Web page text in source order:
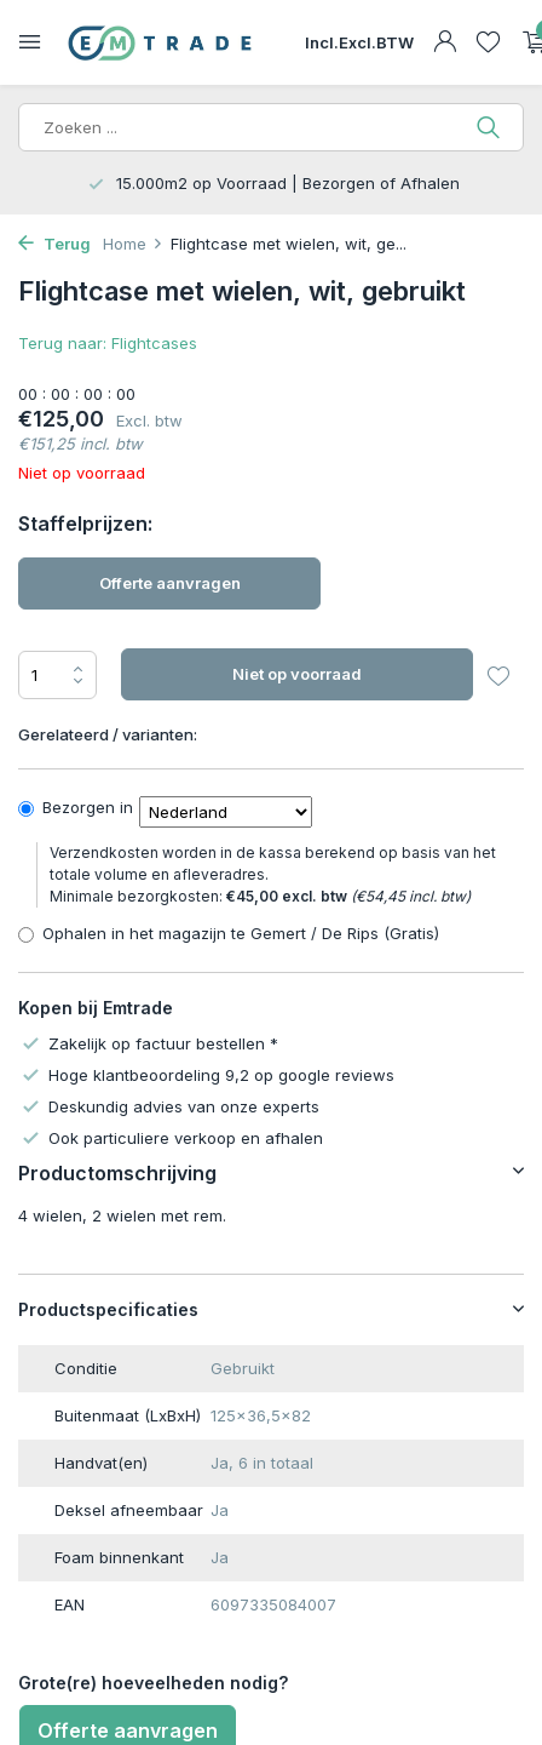
Incl.Excl.BTW
15.000m2 op Voorraad | Bezorgen of Afhalen
Terug Home Flightcase met wielen, wit, ge...
Flightcase met wielen, wit, gebruikt
Terug naar: Flightcases
00 : 00 : 00 : 00
€125,00
Excl. btw
€151,25 incl. btw
Niet op voorraad
Staffelprijzen:
Offerte aanvragen
Niet op voorraad
Gerelateerd / varianten:
Bezorgen in
Verzendkosten worden in de kassa berekend op basis van het
totale volume en afleveradres.
Minimale bezorgkosten: €45,00 excl. btw (€54,45 incl. btw)
Ophalen in het magazijn te Gemert / De Rips (Gratis)
Kopen bij Emtrade
Zakelijk op factuur bestellen *
Hoge klantbeoordeling 9,2 op google reviews
Deskundig advies van onze experts
Ook particuliere verkoop en afhalen
Productomschrijving
4 wielen, 2 wielen met rem.
Productspecificaties
Conditie Gebruikt
Buitenmaat (LxBxH) 125x36,5x82
Handvat(en) Ja, 6 in totaal
Deksel afneembaar Ja
Foam binnenkant Ja
EAN 6097335084007
Grote(re) hoeveelheden nodig?
Offerte aanvragen